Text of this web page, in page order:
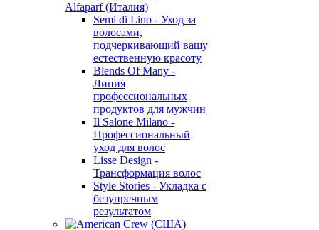
Alfaparf (Италия)
Semi di Lino - Уход за
волосами,
подчеркивающий вашу
естественную красоту
Blends Of Many -
Линия
профессиональных
продуктов для мужчин
Il Salone Milano -
Профессиональный
уход для волос
Lisse Design -
Трансформация волос
Style Stories - Укладка с
безупречным
результатом